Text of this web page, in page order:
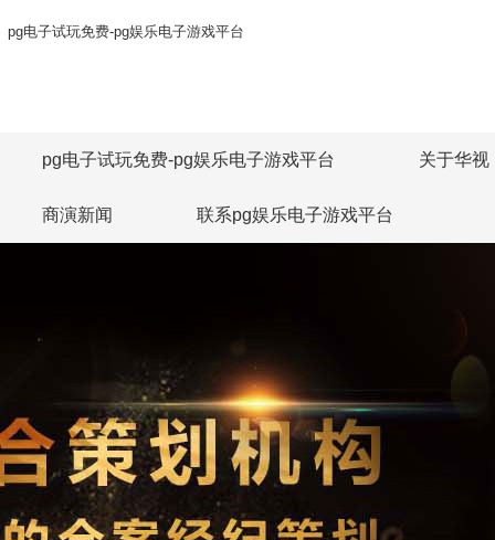
pg电子试玩免费-pg娱乐电子游戏平台
pg电子试玩免费-pg娱乐电子游戏平台 关于华视
商演新闻 联系pg娱乐电子游戏平台